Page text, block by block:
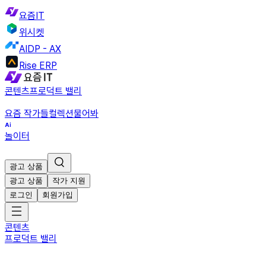
요즘IT
위시켓
AIDP - AX
Rise ERP
콘텐츠프로덕트 밸리
요즘 작가들컬렉션물어봐
놀이터
광고 상품
광고 상품
작가 지원
로그인
회원가입
콘텐츠
프로덕트 밸리